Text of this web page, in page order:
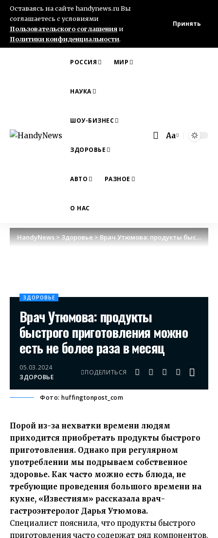
Оставаясь на сайте handynews.ru Вы
соглашаетесь с условиями
Пользовательского соглашенияи
Политики конфиденциальности.
Принять
РОССИЯ МИР
НАУКА
ШОУ-БИЗНЕС
ЗДОРОВЬЕ
АВТО РАЗНОЕ
О НАС
Font
Aa
HandyNews>Здоровье>Врач Утюмова: продукты быстрого приготовления можно есть не более раза в месяц
ЗДОРОВЬЕ
Врач Утюмова: продукты
быстрого приготовления можно
есть не более раза в месяц
05.03.2024
ЗДОРОВЬЕ
ПОДЕЛИТЬСЯ
Фото: huffingtonpost_com
Порой из-за нехватки времени людям
приходится приобретать продукты быстрого
приготовления. Однако при регулярном
употреблении мы подрываем собственное
здоровье. Как часто можно есть блюда, не
требующие проведения большого времени на
кухне, «Известиям» рассказала врач-
гастроэнтеролог Дарья Утюмова.
Специалист пояснила, что продукты быстрого
приготовления часто содержат ряд компонентов,